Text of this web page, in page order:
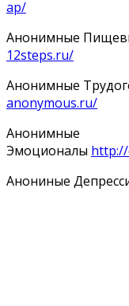
ap/
Анонимные
12steps.ru/
Анонимные
anonymous.ru/
Анонимные
Эмоционалы
Анониные